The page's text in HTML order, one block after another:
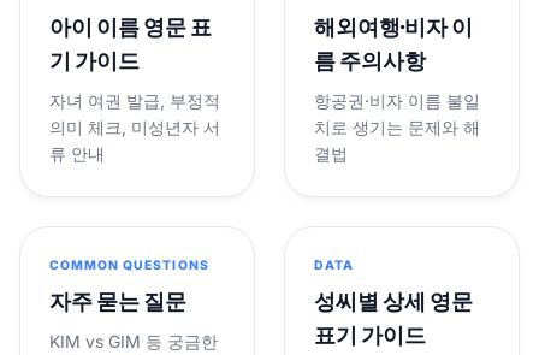
아이 이름 영문 표
기 가이드
자녀 여권 발급, 부정적
의미 체크, 미성년자 서
류 안내
해외여행·비자 이
름 주의사항
항공권·비자 이름 불일
치로 생기는 문제와 해
결법
COMMON QUESTIONS
자주 묻는 질문
KIM vs GIM 등 궁금한
DATA
성씨별 상세 영문
표기 가이드